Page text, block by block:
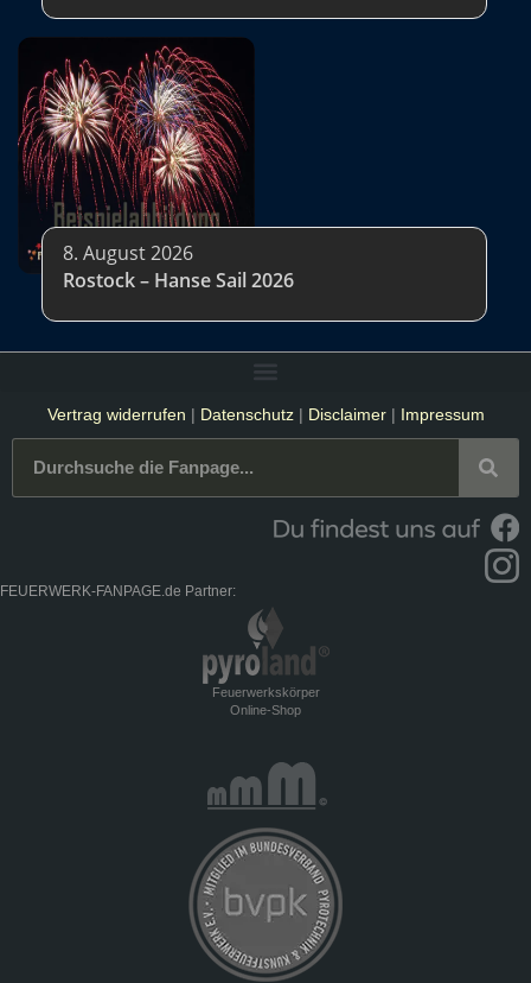
8. August 2026
Rostock – Hanse Sail 2026
Vertrag widerrufen | Datenschutz| Disclaimer| Impressum
FEUERWERK-FANPAGE.de Partner:
Feuerwerkskörper
Online-Shop